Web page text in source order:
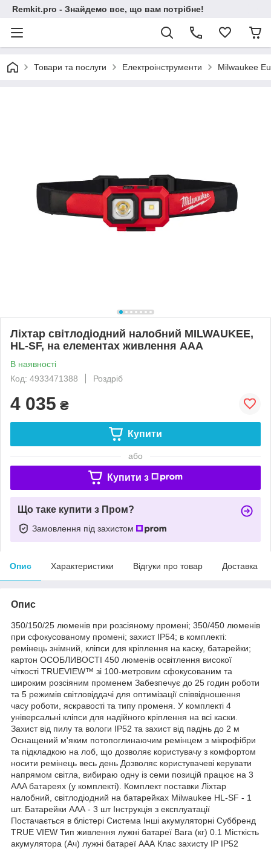
Remkit.pro - Знайдемо все, що вам потрібне!
Товари та послуги Електроінструменти Milwaukee
Ліхтар світлодіодний налобний MILWAUKEE,
HL-SF, на елементах живлення AAA
В наявності
Код: 4933471388
Роздріб
4 035 ₴
Купити
або
Купити з
Що таке купити з Пром?
Замовлення під захистом
Опис Характеристики Відгуки про товар Доставка
Опис
350/150/25 люменів при розсіяному промені; 350/450 люменів
при сфокусованому промені; захист IP54; в комплекті:
ремінець знімний, кліпси для кріплення на каску, батарейки;
картон ОСОБЛИВОСТІ 450 люменів освітлення високої
чіткості TRUEVIEW™ зі 100-метровим сфокусованим та
широким розсіяним променем Забезпечує до 25 годин роботи
та 5 режимів світловіддачі для оптимізації співвідношення
часу роботи, яскравості та типу променя. У комплекті 4
універсальні кліпси для надійного кріплення на всі каски.
Захист від пилу та вологи IP52 та захист від падінь до 2 м
Оснащений м'яким потопоглинаючим ремінцем з мікрофібри
та підкладкою на лоб, що дозволяє користувачу з комфортом
носити ремінець весь день Дозволяє користувачеві керувати
напрямом світла, вибираю одну із семи позицій працює на 3
AAA батареях (у комплекті). Комплект поставки Ліхтар
налобний, світлодіодний на батарейках Milwaukee HL-SF - 1
шт. Батарейки ААА - 3 шт Інструкція з експлуатації
Постачається в блістері Система Інші акумуляторні Суббренд
TRUE VIEW Тип живлення лужні батареї Вага (кг) 0.1 Місткість
акумулятора (Ач) лужні батареї ААА Клас захисту IP IP52